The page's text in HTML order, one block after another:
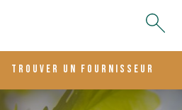
trouver un fournisseur